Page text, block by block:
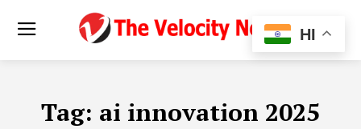
Tag: ai innovation 2025
HI